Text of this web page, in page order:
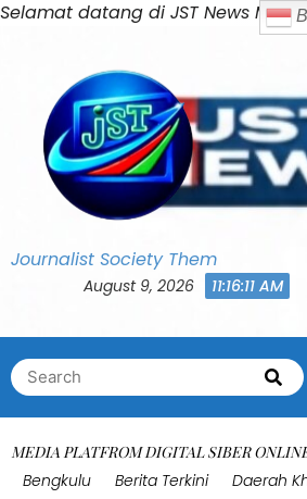
Selamat datang di JST News
Journalist Society Them
August 9, 2026 11:16:15 AM
Search
for:
MEDIA PLATFROM DIGITAL SIBER
Bengkulu
Berita Terkini
Daerah